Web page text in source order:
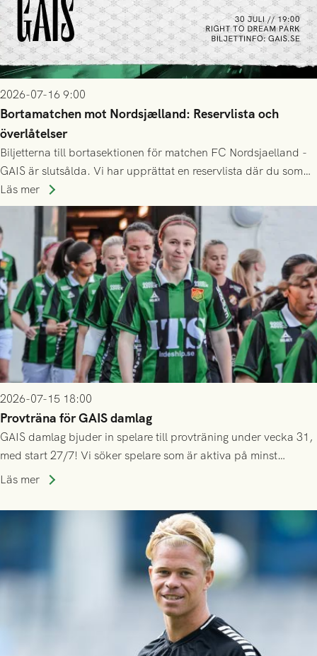
2026-07-16 9:00
Bortamatchen mot Nordsjælland: Reservlista och
överlåtelser
Biljetterna till bortasektionen för matchen FC Nordsjaelland -
GAIS är slutsålda. Vi har upprättat en reservlista där du som
ännu inte har någon biljett kan anmäla ditt intresse. Du kan
inte själv överlåta din biljett till någon annan.
Läs mer
2026-07-15 18:00
Provträna för GAIS damlag
GAIS damlag bjuder in spelare till provträning under vecka 31,
med start 27/7! Vi söker spelare som är aktiva på minst
division 3-nivå.
Läs mer